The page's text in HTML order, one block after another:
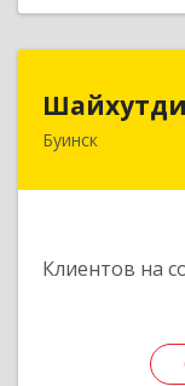
Буинск
Клиентов на